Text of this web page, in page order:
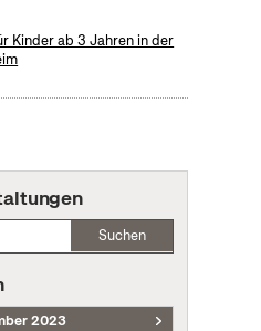
Kinder ab 3 Jahren in der
Suchen
2023